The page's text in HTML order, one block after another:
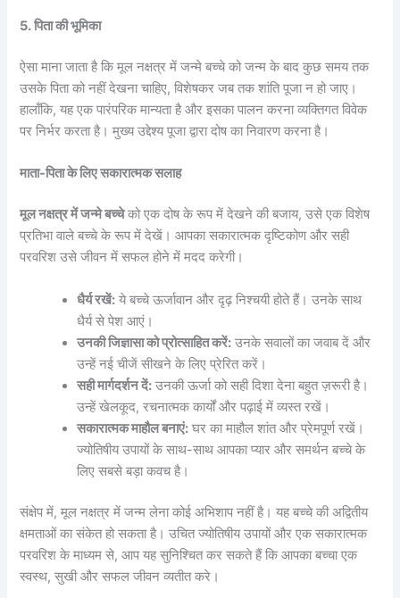
5. पिता की भूमिका
ऐसा माना जाता है कि मूल नक्षत्र में जन्मे बच्चे को जन्म के बाद कुछ समय तक
उसके पिता को नहीं देखना चाहिए, विशेषकर जब तक शांति पूजा न हो जाए।
हालाँकि, यह एक पारंपरिक मान्यता है और इसका पालन करना व्यक्तिगत विवेक
पर निर्भर करता है। मुख्य उद्देश्य पूजा द्वारा दोष का निवारण करना है।
माता-पिता के लिए सकारात्मक सलाह
मूल नक्षत्र में जन्मे बच्चेको एक दोष के रूप में देखने की बजाय, उसे एक विशेष
प्रतिभा वाले बच्चे के रूप में देखें। आपका सकारात्मक दृष्टिकोण और सही
परवरिश उसे जीवन में सफल होने में मदद करेगी।
धैर्य रखें: ये बच्चे ऊर्जावान और दृढ़ निश्चयी होते हैं। उनके साथ
धैर्य से पेश आएं।
उनकी जिज्ञासा को प्रोत्साहित करें: उनके सवालों का जवाब दें और
उन्हें नई चीजें सीखने के लिए प्रेरित करें।
सही मार्गदर्शन दें: उनकी ऊर्जा को सही दिशा देना बहुत ज़रूरी है।
उन्हें खेलकूद, रचनात्मक कार्यों और पढ़ाई में व्यस्त रखें।
सकारात्मक माहौल बनाएं: घर का माहौल शांत और प्रेमपूर्ण रखें।
ज्योतिषीय उपायों के साथ-साथ आपका प्यार और समर्थन बच्चे के
लिए सबसे बड़ा कवच है।
संक्षेप में, मूल नक्षत्र में जन्म लेना कोई अभिशाप नहीं है। यह बच्चे की अद्वितीय
क्षमताओं का संकेत हो सकता है। उचित ज्योतिषीय उपायों और एक सकारात्मक
परवरिश के माध्यम से, आप यह सुनिश्चित कर सकते हैं कि आपका बच्चा एक
स्वस्थ, सुखी और सफल जीवन व्यतीत करे।